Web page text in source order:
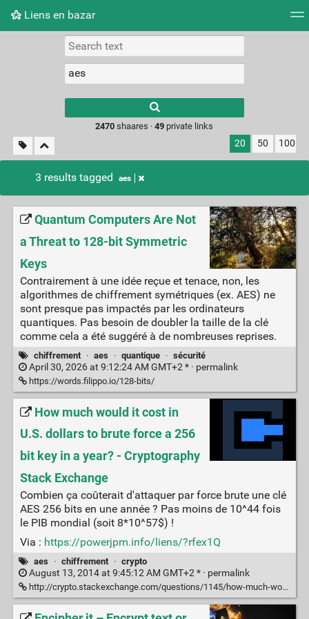
Liens en bazar
Picture wall
2470 shaares ·49 private links
20 50 100
3 results tagged aes
Quantum Computers Are Not
a Threat to 128-bit Symmetric
Keys
Contrairement à une idée reçue et tenace, non, les
algorithmes de chiffrement symétriques (ex. AES) ne
sont presque pas impactés par les ordinateurs
quantiques. Pas besoin de doubler la taille de la clé
comme cela a été suggéré à de nombreuses reprises.
chiffrement · aes · quantique · sécurité
April 30, 2026 at 9:12:24 AM GMT+2 * · permalink
https://words.filippo.io/128-bits/
How much would it cost in
U.S. dollars to brute force a 256
bit key in a year? - Cryptography
Stack Exchange
Combien ça coûterait d'attaquer par force brute une clé
AES 256 bits en une année ? Pas moins de 10^44 fois
le PIB mondial (soit 8*10^57$) !
Via : https://powerjpm.info/liens/?rfex1Q
aes · chiffrement · crypto
August 13, 2014 at 9:45:12 AM GMT+2 * · permalink
http://crypto.stackexchange.com/questions/1145/how-much-would-it-cost-in-u-s-dollars-to-brute-force-a-256-bit-key-in-a-year